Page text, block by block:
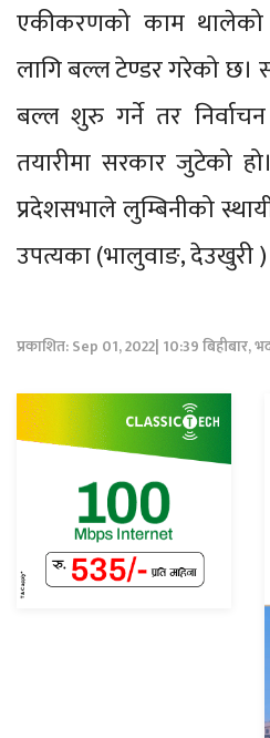
एकीकरणको काम थालेको
लागि बल्ल टेण्डर गरेको छ।
बल्ल शुरु गर्ने तर
तयारीमा सरकार जुटेको
प्रदेशसभाले लुम्बिनीको
उपत्यका (भालुवाङ, देउखुरी )
प्रकाशित: Sep 01, 2022| 10:39 बिहीबार,